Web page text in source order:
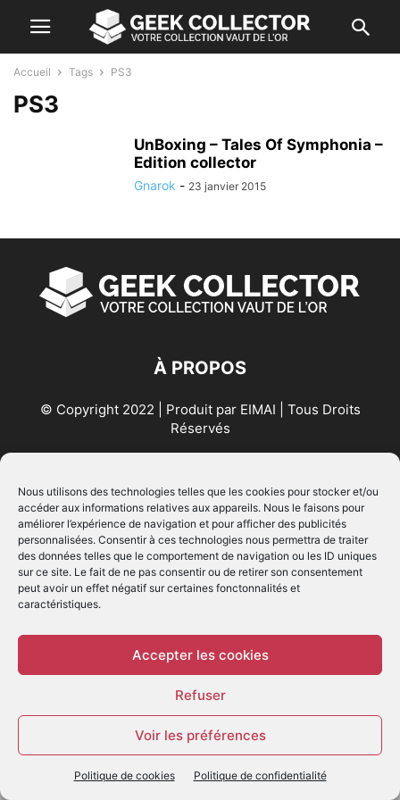
Nous utilisons des technologies telles que les cookies pour stocker et/ou
accéder aux informations relatives aux appareils. Nous le faisons pour
améliorer l’expérience de navigation et pour afficher des publicités
personnalisées. Consentir à ces technologies nous permettra de traiter
des données telles que le comportement de navigation ou les ID uniques
sur ce site. Le fait de ne pas consentir ou de retirer son consentement
peut avoir un effet négatif sur certaines fonctonnalités et
caractéristiques.
Accepter les cookies
Refuser
Voir les préférences
Politique de cookies Politique de confidentialité
Accueil Tags PS3
PS3
UnBoxing – Tales Of Symphonia –
Edition collector
Gnarok - 23 janvier 2015
À PROPOS
© Copyright 2022 | Produit par EIMAI | Tous Droits
Réservés
SUIVEZ NOUS